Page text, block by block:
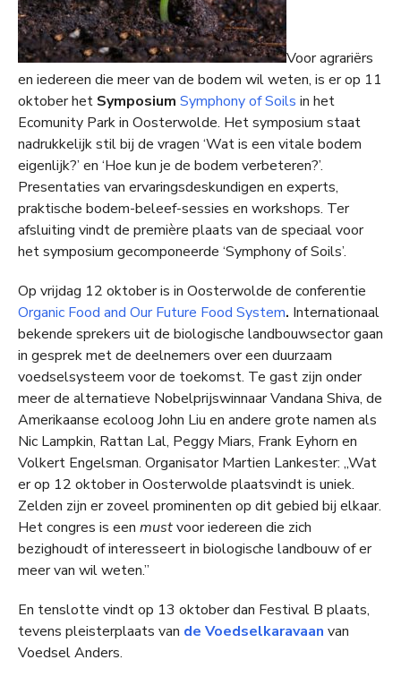
Voor agrariërs
en iedereen die meer van de bodem wil weten, is er op 11
oktober het Symposium Symphony of Soils in het
Ecomunity Park in Oosterwolde. Het symposium staat
nadrukkelijk stil bij de vragen ‘Wat is een vitale bodem
eigenlijk?’ en ‘Hoe kun je de bodem verbeteren?’.
Presentaties van ervaringsdeskundigen en experts,
praktische bodem-beleef-sessies en workshops. Ter
afsluiting vindt de première plaats van de speciaal voor
het symposium gecomponeerde ‘Symphony of Soils’.
Op vrijdag 12 oktober is in Oosterwolde de conferentie
Organic Food and Our Future Food System. Internationaal
bekende sprekers uit de biologische landbouwsector gaan
in gesprek met de deelnemers over een duurzaam
voedselsysteem voor de toekomst. Te gast zijn onder
meer de alternatieve Nobelprijswinnaar Vandana Shiva, de
Amerikaanse ecoloog John Liu en andere grote namen als
Nic Lampkin, Rattan Lal, Peggy Miars, Frank Eyhorn en
Volkert Engelsman. Organisator Martien Lankester: ,,Wat
er op 12 oktober in Oosterwolde plaatsvindt is uniek.
Zelden zijn er zoveel prominenten op dit gebied bij elkaar.
Het congres is een mustvoor iedereen die zich
bezighoudt of interesseert in biologische landbouw of er
meer van wil weten.”
En tenslotte vindt op 13 oktober dan Festival B plaats,
tevens pleisterplaats van de Voedselkaravaan van
Voedsel Anders.